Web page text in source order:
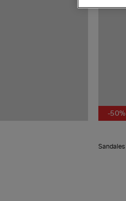
-50%
Sandales